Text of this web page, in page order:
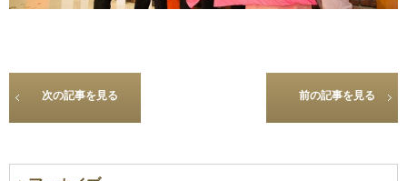
次の記事を見る 前の記事を見る